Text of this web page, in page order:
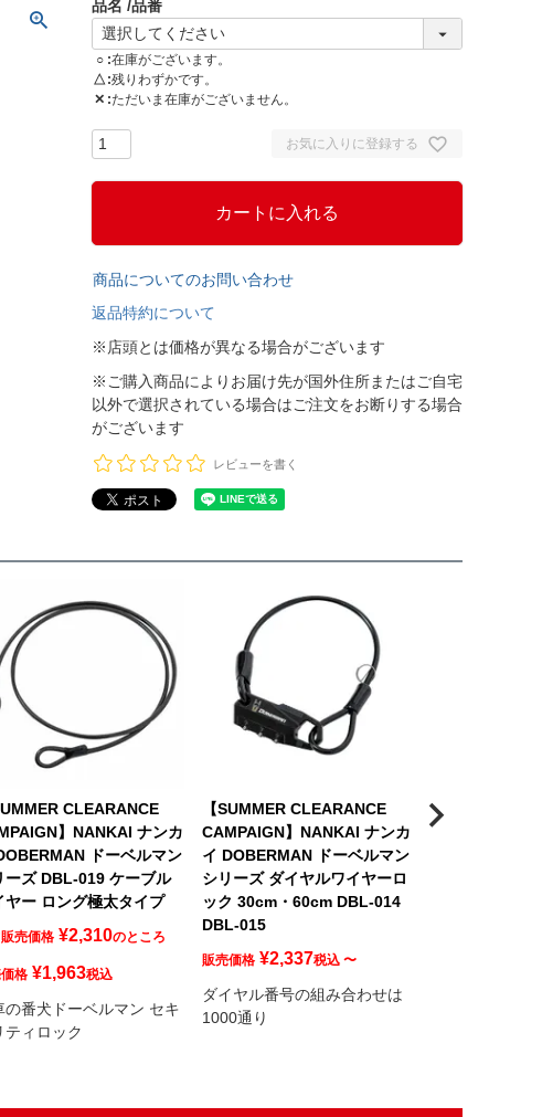
)
品名 品番
○ 在庫がございます。
△ 残りわずかです。
✕ ただいま在庫がございません。
お気に入りに登録する
カートに入れる
商品についてのお問い合わせ
返品特約について
※店頭とは価格が異なる場合がございます
※ご購入商品によりお届け先が国外住所またはご自宅
以外で選択されている場合はご注文をお断りする場合
がございます
レビューを書く
CLEARANCE
】NANKAI ナンカ
ドーベルマン
ーズ DBL-019 ケーブル
ヤー ロング極太タイプ
売価格 ¥2,310のところ
格 ¥1,963税込
の番犬ドーベルマン セキ
ティロック
【SUMMER CLEARANCE
CAMPAIGN】NANKAI ナンカ
イ DOBERMAN ドーベルマン
シリーズ ダイヤルワイヤーロ
ック 30cm・60cm DBL-014
DBL-015
販売価格 ¥2,337税込 〜
ダイヤル番号の組み合わせは
1000通り